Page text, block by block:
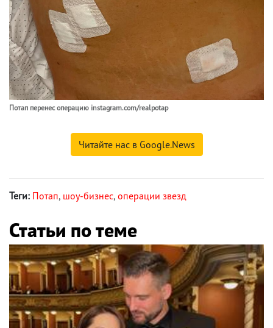
Потап перенес операцию instagram.com/realpotap
Читайте нас в Google.News
Теги: Потап, шоу-бизнес, операции звезд
Статьи по теме